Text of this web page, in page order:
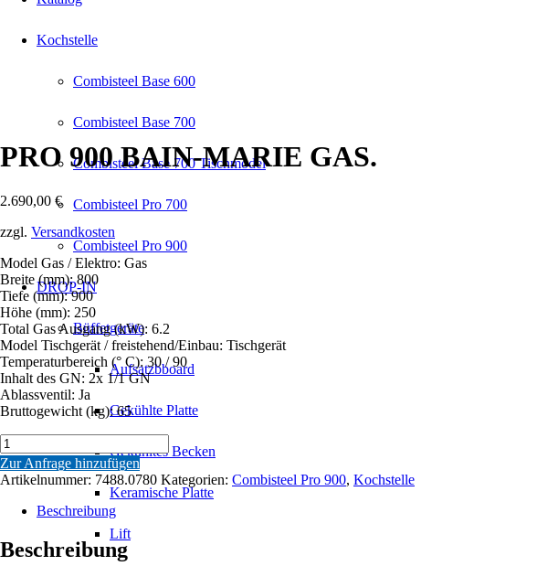
Kochstelle
Combisteel Base 600
Combisteel Base 700
Combisteel Base 700 Tischmodel
Combisteel Pro 700
Combisteel Pro 900
DROP-IN
Büffetgeräte
Aufsatzbboard
Gekühlte Platte
Gekühltes Becken
Keramische Platte
Lift
PRO 900 BAIN-MARIE GAS.
2.690,00 €
zzgl. Versandkosten
Model Gas / Elektro: Gas
Breite (mm): 800
Tiefe (mm): 900
Höhe (mm): 250
Total Gas Ausgang (kW): 6.2
Model Tischgerät / freistehend/Einbau: Tischgerät
Temperaturbereich (° C): 30 / 90
Inhalt des GN: 2x 1/1 GN
Ablassventil: Ja
Bruttogewicht (kg): 65
PRO
900
BAIN-
GAS.
Zur Anfrage hinzufügen
Artikelnummer: 7488.0780 Kategorien: Combisteel Pro 900, Kochstelle
Beschreibung
Beschreibung